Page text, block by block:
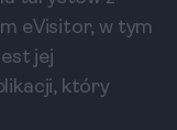
eVisitor, w tym
jej
który